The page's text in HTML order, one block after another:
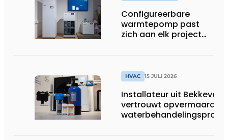
Configureerbare
warmtepomp past
zich aan elk project
HVAC 15 JULI 2026
Installateur uit
vertrouwt opvermaarde